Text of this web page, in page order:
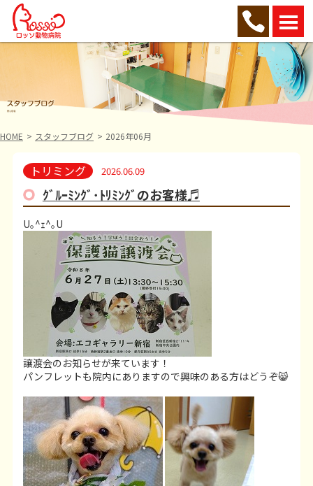
HOME スタッフブログ 2026年06月
トリミング 2026.06.09
ｸﾞﾙｰﾐﾝｸﾞ･ﾄﾘﾐﾝｸﾞのお客様♬
U｡^ｪ^｡U
譲渡会のお知らせが来ています！
パンフレットも院内にありますので興味のある方はどうぞ😸